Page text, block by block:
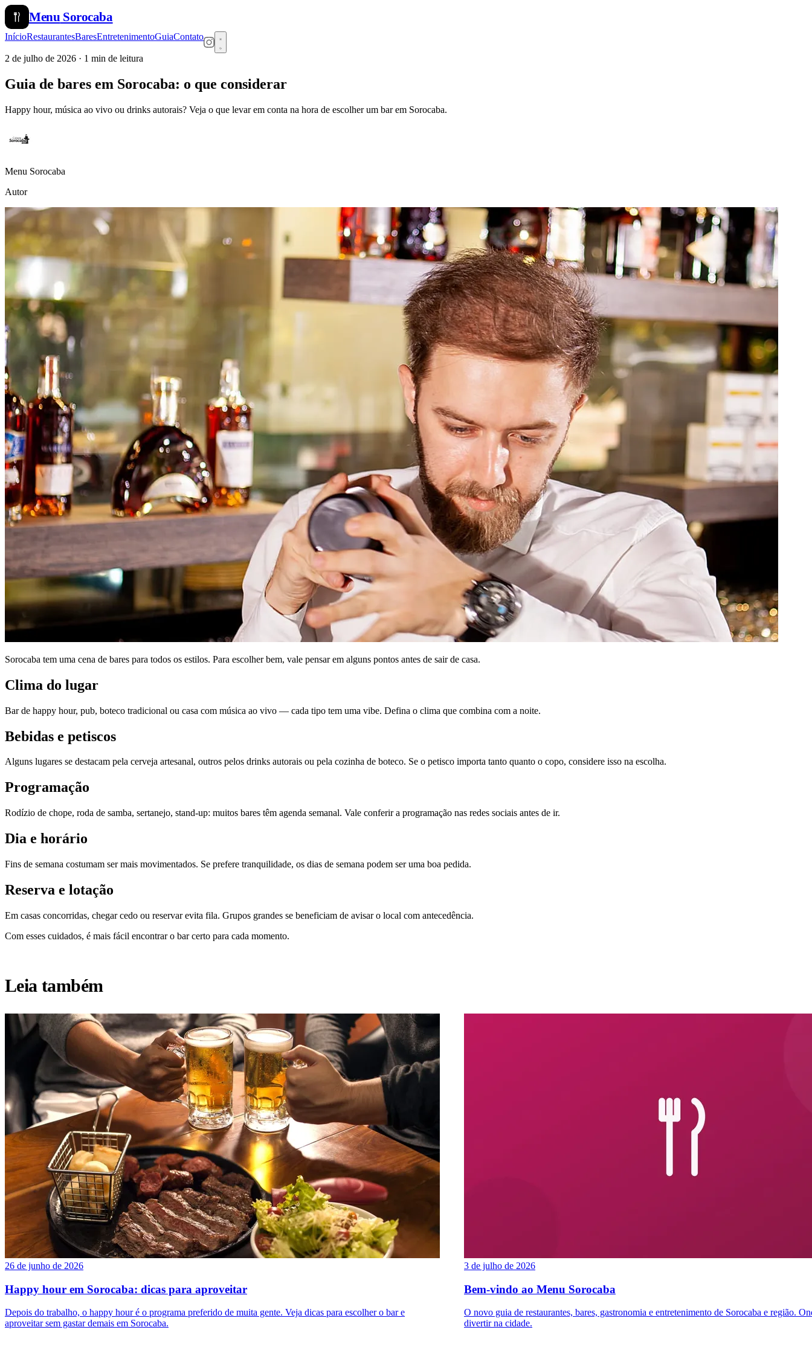
Menu Sorocaba
InícioRestaurantesBaresEntretenimentoGuiaContato
2 de julho de 2026 · 1 min de leitura
Guia de bares em Sorocaba: o que considerar
Happy hour, música ao vivo ou drinks autorais? Veja o que levar em conta na hora de escolher um bar em Sorocaba.
Menu Sorocaba
Autor
Sorocaba tem uma cena de bares para todos os estilos. Para escolher bem, vale pensar em alguns pontos antes de sair de casa.
Clima do lugar
Bar de happy hour, pub, boteco tradicional ou casa com música ao vivo — cada tipo tem uma vibe. Defina o clima que combina com a noite.
Bebidas e petiscos
Alguns lugares se destacam pela cerveja artesanal, outros pelos drinks autorais ou pela cozinha de boteco. Se o petisco importa tanto quanto o copo, considere isso na escolha.
Programação
Rodízio de chope, roda de samba, sertanejo, stand-up: muitos bares têm agenda semanal. Vale conferir a programação nas redes sociais antes de ir.
Dia e horário
Fins de semana costumam ser mais movimentados. Se prefere tranquilidade, os dias de semana podem ser uma boa pedida.
Reserva e lotação
Em casas concorridas, chegar cedo ou reservar evita fila. Grupos grandes se beneficiam de avisar o local com antecedência.
Com esses cuidados, é mais fácil encontrar o bar certo para cada momento.
Leia também
26 de junho de 2026
Happy hour em Sorocaba: dicas para aproveitar
Depois do trabalho, o happy hour é o programa preferido de muita gente. Veja dicas para escolher o bar e
aproveitar sem gastar demais em Sorocaba.
3 de julho de 2026
Bem-vindo ao Menu Sorocaba
O novo guia de restaurantes, bares, gastronomia e entretenimento de Sorocaba e região.
divertir na cidade.